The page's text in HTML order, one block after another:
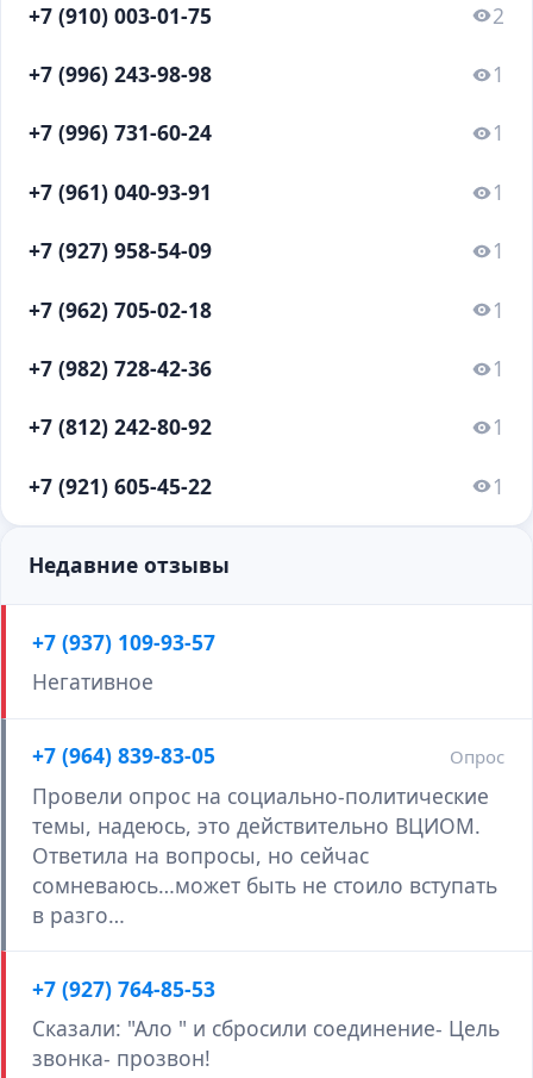
+7 (910) 003-01-75 2
+7 (996) 243-98-98 1
+7 (996) 731-60-24 1
+7 (961) 040-93-91 1
+7 (927) 958-54-09 1
+7 (962) 705-02-18 1
+7 (982) 728-42-36 1
+7 (812) 242-80-92 1
+7 (921) 605-45-22 1
Недавние отзывы
+7 (937) 109-93-57
Негативное
+7 (964) 839-83-05 Опрос
Провели опрос на социально-политические
темы, надеюсь, это действительно ВЦИОМ.
Ответила на вопросы, но сейчас
сомневаюсь…может быть не стоило вступать
в разго…
+7 (927) 764-85-53
Сказали: "Ало " и сбросили соединение- Цель
звонка- прозвон!